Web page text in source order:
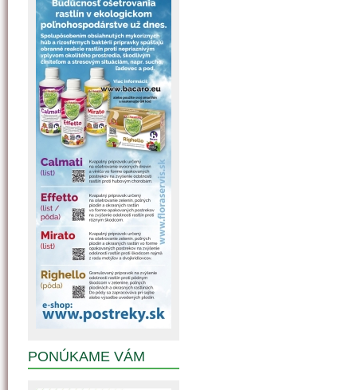
PONÚKAME VÁM